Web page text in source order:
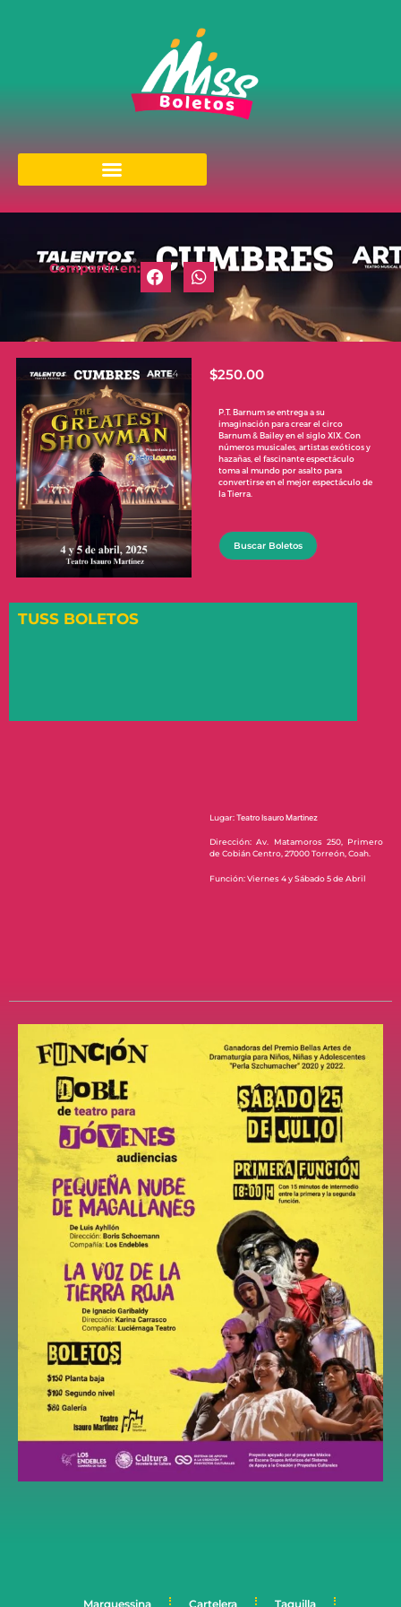
Compartir en:
$250.00
P.T. Barnum se entrega a su
imaginación para crear el circo
Barnum & Bailey en el siglo XIX. Con
números musicales, artistas exóticos y
hazañas, el fascinante espectáculo
toma al mundo por asalto para
convertirse en el mejor espectáculo de
la Tierra.
Buscar Boletos
TUSS BOLETOS
Lugar:Teatro Isauro Martinez
Dirección: Av. Matamoros 250, Primero
de Cobián Centro, 27000 Torreón, Coah.
Función: Viernes 4 y Sábado 5 de Abril
Marquessina Cartelera Taquilla